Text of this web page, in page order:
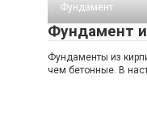
Фундамент
Фундамент
Фундаменты из
чем бетонные. В